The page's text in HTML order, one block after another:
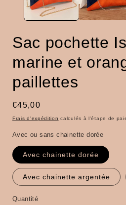
Sac pochette
marine et
paillettes
Prix
habituel
€45,00
Frais d'expédition calculés à l'étape de
Avec ou sans chainette dorée
Avec chainette dorée
Avec chainette argentée
Quantité
Quantité